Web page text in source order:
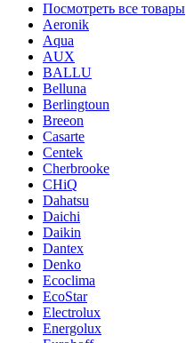
Посмотреть все товары
Aeronik
Aqua
AUX
BALLU
Belluna
Berlingtoun
Breeon
Casarte
Centek
Cherbrooke
CHiQ
Dahatsu
Daichi
Daikin
Dantex
Denko
Ecoclima
EcoStar
Electrolux
Energolux